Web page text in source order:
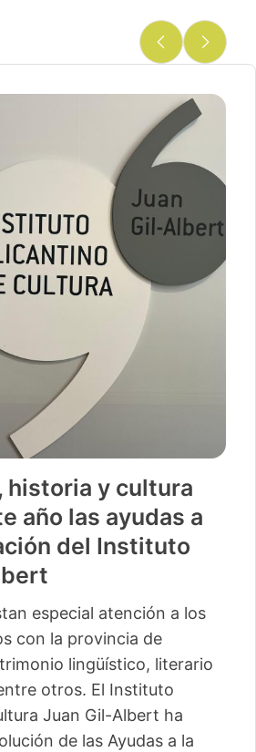
500» con
13 pequeños
de este ciclo del Instituto
Juan Gil-Albert
en Camp de Mirra
de Pakito Baeza
del ciclo ‘Cultura -500’
de Cultura Juan Gil-
verano a trece